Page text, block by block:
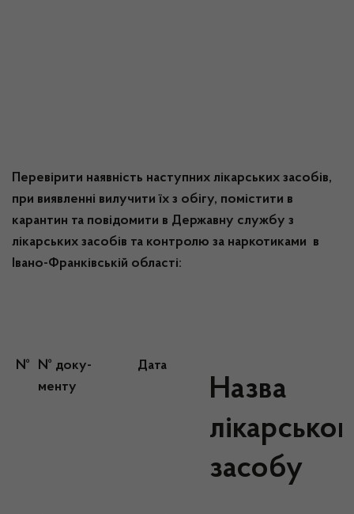
Перевірити наявність наступних лікарських засобів,
при виявленні вилучити їх з обігу, помістити в
карантин та повідомити в Державну службу з
лікарських засобів та контролю за наркотиками в
Івано-Франківській області:
№
№ доку-
менту
Дата
Назва
засобу